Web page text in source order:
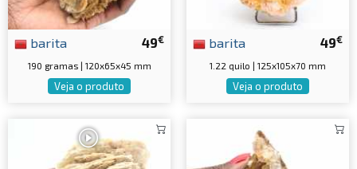
49€
barita
190 gramas | 120x65x45 mm
Veja o produto
49€
barita
1.22 quilo | 125x105x70 mm
Veja o produto